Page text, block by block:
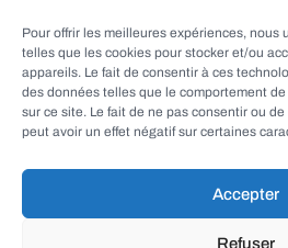
Pour offrir les meilleures expériences, nous
telles que les cookies pour stocker et/ou
appareils. Le fait de consentir à ces
des données telles que le comportement
sur ce site. Le fait de ne pas consentir ou
peut avoir un effet négatif sur certaines
Accepter
Refuser
Coly
Grèzes
Aubas
Villac
Azerat
Ladornac
Tourtoirac